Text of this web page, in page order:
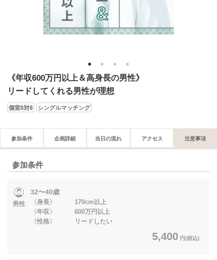
1 2 3 4
《年収600万円以上＆高身長の男性》
リードしてくれる男性が理想
個室8対8 シングルマッチング
参加条件 企画詳細 当日の流れ アクセス 注意事項
参加条件
男性
32〜40歳
〈身長〉 170cm以上
〈年収〉 600万円以上
〈性格〉 リードしたい
5,400 円(税込)